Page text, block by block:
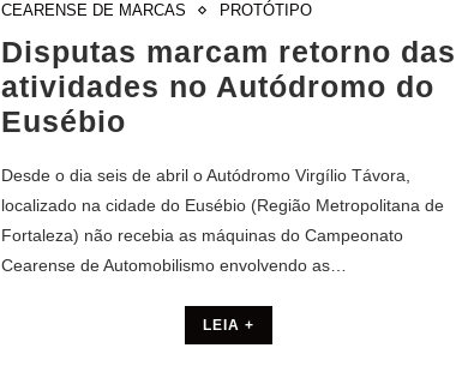
CEARENSE DE MARCAS
PROTÓTIPO
Disputas marcam retorno das
atividades no Autódromo do
Eusébio
Desde o dia seis de abril o Autódromo Virgílio Távora,
localizado na cidade do Eusébio (Região Metropolitana de
Fortaleza) não recebia as máquinas do Campeonato
Cearense de Automobilismo envolvendo as…
LEIA +